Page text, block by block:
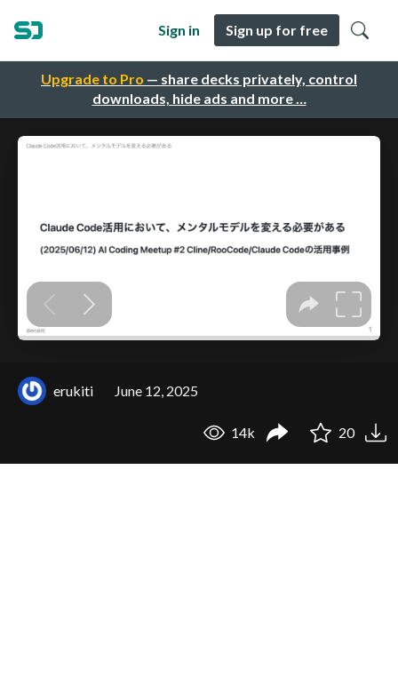
Upgrade to Pro — share decks privately, control
downloads, hide ads and more …
Sign in Sign up for free
erukiti June 12, 2025
14k 20